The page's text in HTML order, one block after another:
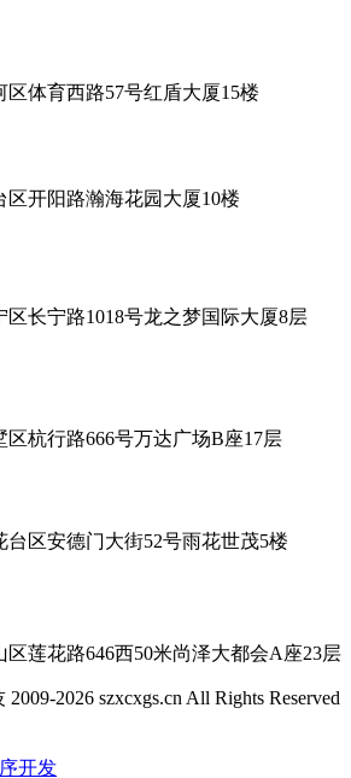
区体育西路57号红盾大厦15楼
区开阳路瀚海花园大厦10楼
区长宁路1018号龙之梦国际大厦8层
区杭行路666号万达广场B座17层
台区安德门大街52号雨花世茂5楼
区莲花路646西50米尚泽大都会A座23层
2026 szxcxgs.cn All Rights Reserved
开发